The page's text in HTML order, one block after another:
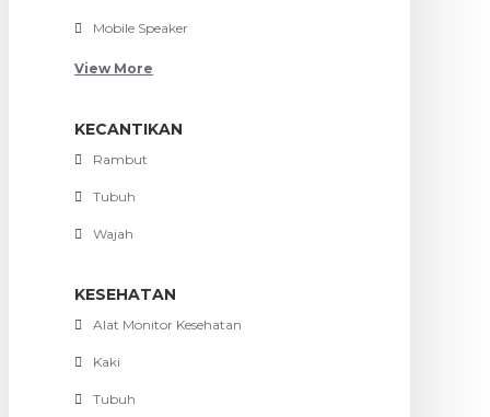
Mobile Speaker
View More
KECANTIKAN
Rambut
Tubuh
Wajah
KESEHATAN
Alat Monitor Kesehatan
Kaki
Tubuh